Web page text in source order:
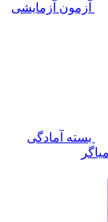
آزمون آزمایشی
بسته آمادگی